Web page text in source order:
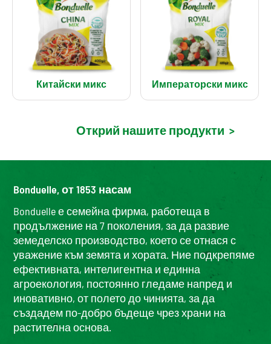
Китайски микс Императорски микс
Открий нашите продукти >
Bonduelle, от 1853 насам
Bonduelle е семейна фирма, работеща в
продължение на 7 поколения, за да развие
земеделско производство, което се отнася с
уважение към земята и хората. Ние подкрепяме
ефективната, интелигентна и единна
агроекология, постоянно гледаме напред и
иновативно, от полето до чинията, за да
създадем по-добро бъдеще чрез храни на
растителна основа.